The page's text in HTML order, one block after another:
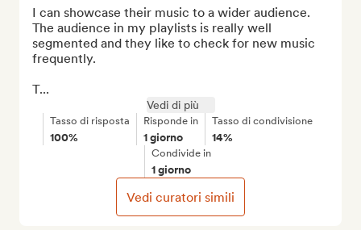
I can showcase their music to a wider audience.
The audience in my playlists is really well
segmented and they like to check for new music
frequently.
T...
Vedi di più
Tasso di risposta
100%
Risponde in
1 giorno
Tasso di condivisione
14%
Condivide in
1 giorno
Vedi curatori simili